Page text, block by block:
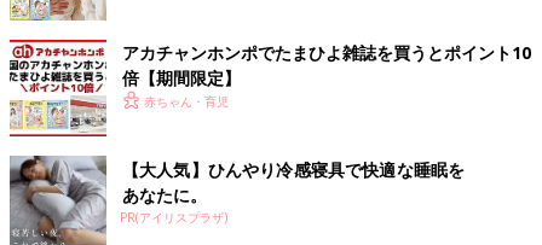
アカチャンホンポでたまひよ雑誌を買うとポイント10
倍【期間限定】
赤ちゃん・育児
【大人気】ひんやり冷感寝具で快適な睡眠を
あなたに。
PR(アイリスプラザ)